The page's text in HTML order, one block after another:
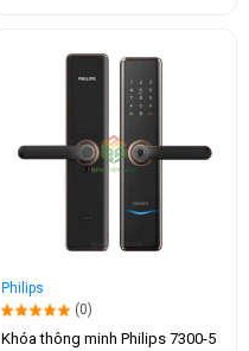
Philips
(0)
Khóa thông minh Philips 7300-5